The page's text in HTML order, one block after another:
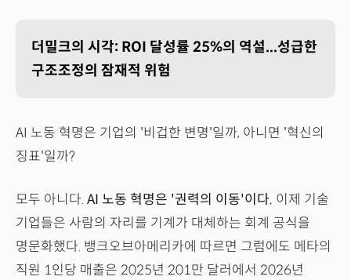
더밀크의 시각: ROI 달성률 25%의 역설...성급한
구조조정의 잠재적 위험
AI 노동 혁명은 기업의 '비겁한 변명'일까, 아니면 '혁신의
징표'일까?
모두 아니다. AI 노동 혁명은 '권력의 이동'이다. 이제 기술
기업들은 사람의 자리를 기계가 대체하는 회계 공식을
명문화했다. 뱅크오브아메리카에 따르면 그럼에도 메타의
직원 1인당 매출은 2025년 201만 달러에서 2026년